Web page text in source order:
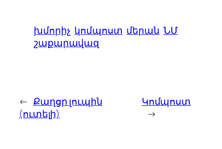
խմորիչ կոմպոստ մերան ՆՄ
շաքարավազ
← Քաղցր լուպին
(ուտելի)
Կոմպոստ
→